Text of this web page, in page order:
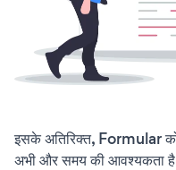
इसके अतिरिक्त, Formular
अभी और समय की आवश्यकता